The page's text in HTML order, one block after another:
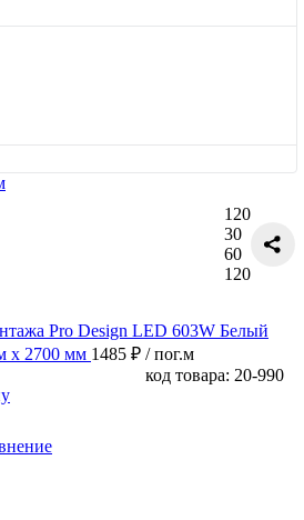
120
30
60
120
Pro Design LED 603W Белый
х 2700 мм 1485 ₽ / пог.м
код товара: 20-990